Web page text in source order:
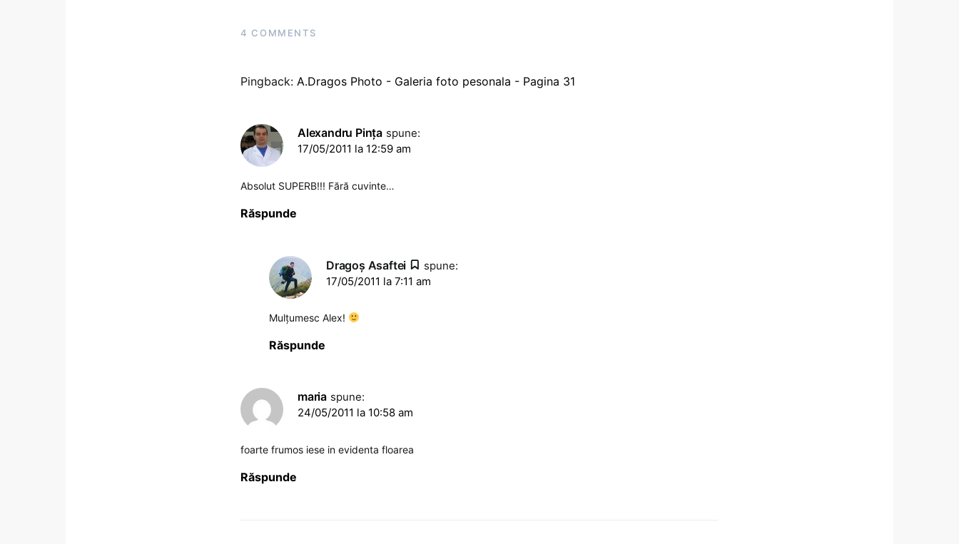
4 COMMENTS
Pingback: A.Dragos Photo - Galeria foto pesonala - Pagina 31
Alexandru Pinţa spune:
17/05/2011 la 12:59 am
Absolut SUPERB!!! Fără cuvinte…
Răspunde
Dragoş Asaftei
spune:
17/05/2011 la 7:11 am
Mulțumesc Alex!
Răspunde
maria spune:
24/05/2011 la 10:58 am
foarte frumos iese in evidenta floarea
Răspunde